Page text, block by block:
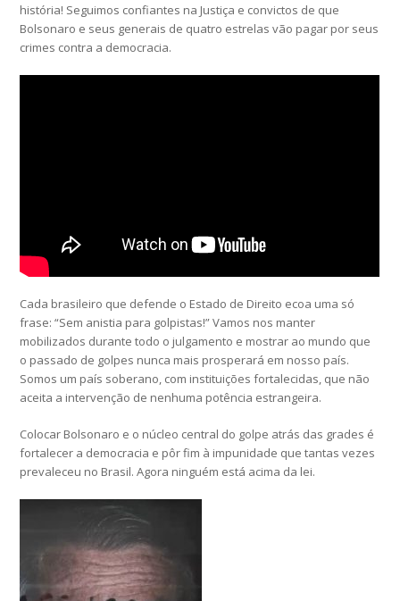
história! Seguimos confiantes na Justiça e convictos de que
Bolsonaro e seus generais de quatro estrelas vão pagar por seus
crimes contra a democracia.
Cada brasileiro que defende o Estado de Direito ecoa uma só
frase: “Sem anistia para golpistas!” Vamos nos manter
mobilizados durante todo o julgamento e mostrar ao mundo que
o passado de golpes nunca mais prosperará em nosso país.
Somos um país soberano, com instituições fortalecidas, que não
aceita a intervenção de nenhuma potência estrangeira.
Colocar Bolsonaro e o núcleo central do golpe atrás das grades é
fortalecer a democracia e pôr fim à impunidade que tantas vezes
prevaleceu no Brasil. Agora ninguém está acima da lei.